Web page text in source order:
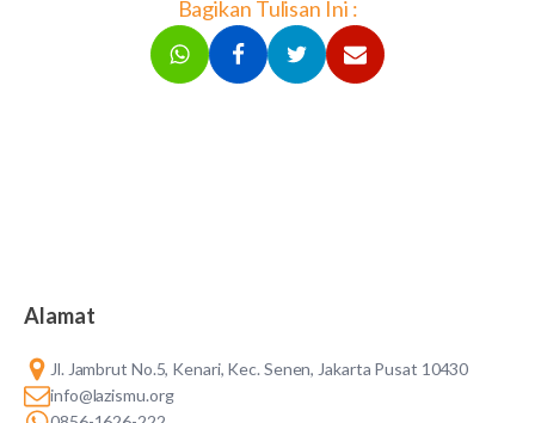
Bagikan Tulisan Ini :
Alamat
Jl. Jambrut No.5, Kenari, Kec. Senen, Jakarta Pusat 10430
info@lazismu.org